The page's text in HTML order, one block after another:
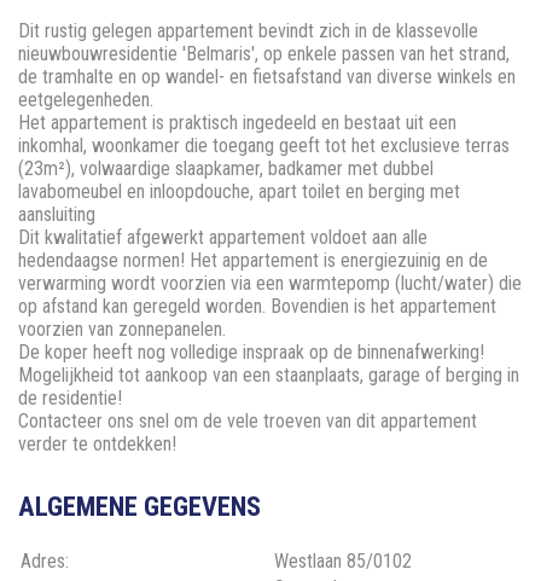
Dit rustig gelegen appartement bevindt zich in de klassevolle
nieuwbouwresidentie 'Belmaris', op enkele passen van het strand,
de tramhalte en op wandel- en fietsafstand van diverse winkels en
eetgelegenheden.
Het appartement is praktisch ingedeeld en bestaat uit een
inkomhal, woonkamer die toegang geeft tot het exclusieve terras
(23m²), volwaardige slaapkamer, badkamer met dubbel
lavabomeubel en inloopdouche, apart toilet en berging met
aansluiting
Dit kwalitatief afgewerkt appartement voldoet aan alle
hedendaagse normen! Het appartement is energiezuinig en de
verwarming wordt voorzien via een warmtepomp (lucht/water) die
op afstand kan geregeld worden. Bovendien is het appartement
voorzien van zonnepanelen.
De koper heeft nog volledige inspraak op de binnenafwerking!
Mogelijkheid tot aankoop van een staanplaats, garage of berging in
de residentie!
Contacteer ons snel om de vele troeven van dit appartement
verder te ontdekken!
ALGEMENE GEGEVENS
Adres:
Westlaan 85/0102